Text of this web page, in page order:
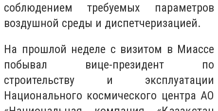
соблюдением требуемых параметров
воздушной среды и диспетчеризацией.
На прошлой неделе с визитом в Миассе
побывал вице-президент по
строительству и эксплуатации
Национального космического центра АО